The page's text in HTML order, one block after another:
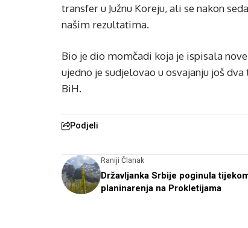
transfer u Južnu Koreju, ali se nakon
našim rezultatima.
Bio je dio momčadi koja je ispisala
ujedno je sudjelovao u osvajanju još
BiH.
Podjeli
Raniji Članak
Državljanka Srbije poginula
planinarenja na Prokletijama